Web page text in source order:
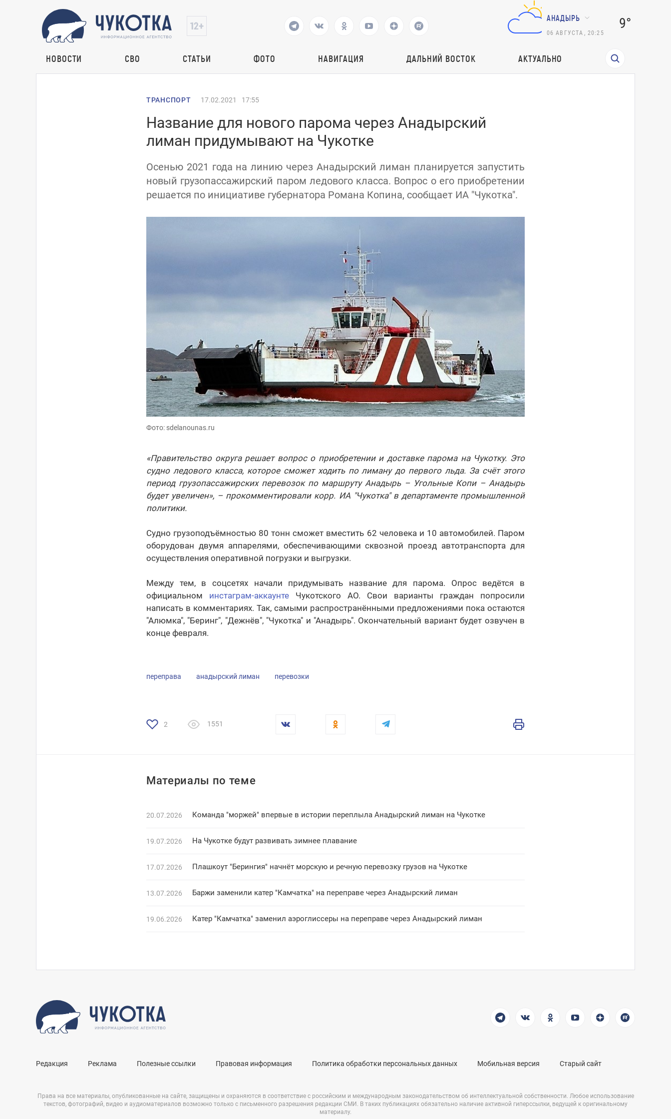
АНАДЫРЬ
06 АВГУСТА 20:25
9°
НОВОСТИ СВО СТАТЬИ ФОТО НАВИГАЦИЯ ДАЛЬНИЙ ВОСТОК АКТУАЛЬНО
ТРАНСПОРТ 17.02.2021 17:55
Название для нового парома через Анадырский
лиман придумывают на Чукотке
Осенью 2021 года на линию через Анадырский лиман планируется запустить
новый грузопассажирский паром ледового класса. Вопрос о его приобретении
решается по инициативе губернатора Романа Копина, сообщает ИА "Чукотка".
Фото: sdelanounas.ru
«Правительство округа решает вопрос о приобретении и доставке парома на Чукотку. Это
судно ледового класса, которое сможет ходить по лиману до первого льда. За счёт этого
период грузопассажирских перевозок по маршруту Анадырь – Угольные Копи – Анадырь
будет увеличен», – прокомментировали корр. ИА "Чукотка" в департаменте промышленной
политики.
Судно грузоподъёмностью 80 тонн сможет вместить 62 человека и 10 автомобилей. Паром
оборудован двумя аппарелями, обеспечивающими сквозной проезд автотранспорта для
осуществления оперативной погрузки и выгрузки.
Между тем, в соцсетях начали придумывать название для парома. Опрос ведётся в
официальном инстаграм-аккаунте Чукотского АО. Свои варианты граждан попросили
написать в комментариях. Так, самыми распространёнными предложениями пока остаются
"Алюмка", "Беринг", "Дежнёв", "Чукотка" и "Анадырь". Окончательный вариант будет озвучен в
конце февраля.
переправа анадырский лиман перевозки
2 1551
Материалы по теме
20.07.2026 Команда "моржей" впервые в истории переплыла Анадырский лиман на Чукотке
19.07.2026 На Чукотке будут развивать зимнее плавание
17.07.2026 Плашкоут "Берингия" начнёт морскую и речную перевозку грузов на Чукотке
13.07.2026 Баржи заменили катер "Камчатка" на переправе через Анадырский лиман
19.06.2026 Катер "Камчатка" заменил аэроглиссеры на переправе через Анадырский лиман
Редакция Реклама Полезные ссылки Правовая информация Политика обработки персональных данных Мобильная версия Старый сайт
Права на все материалы, опубликованные на сайте, защищены и охраняются в соответствие с российским и международным законодательством об интеллектуальной собственности. Любое использование
текстов, фотографий, видео и аудиоматериалов возможно только с письменного разрешения редакции СМИ. В таких публикациях обязательно наличие активной гиперссылки, ведущей к оригинальному
материалу.